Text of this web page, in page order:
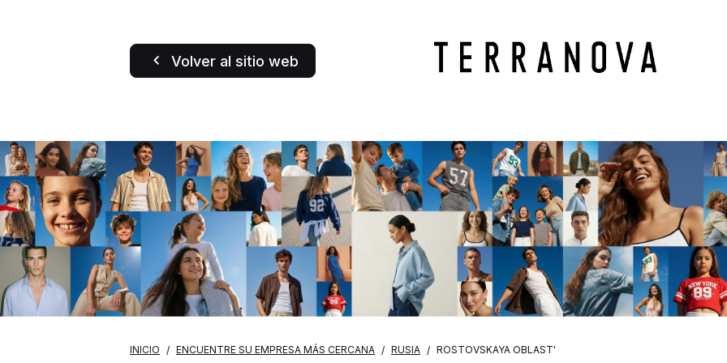
Volver al sitio web
INICIO ENCUENTRE SU EMPRESA MÁS CERCANA RUSIA ROSTOVSKAYA OBLAST'